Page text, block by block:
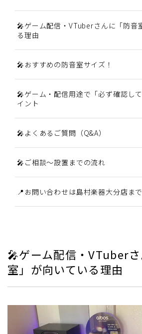
🎤ゲーム配信・VTuberさんに「防音
る理由
🎤おすすめの防音室サイズ！
🎤ゲーム・配信用途で「必ず確認し
イント
🎤よくあるご質問（Q&A）
🎤ご相談〜設置までの流れ
📍お問い合わせは島村楽器大分店ま
🎤ゲーム配信・VTuber
室」が向いている理由